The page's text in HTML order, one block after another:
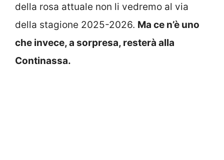
della rosa attuale non li vedremo al via
della stagione 2025-2026. Ma ce n’è uno
che invece, a sorpresa, resterà alla
Continassa.